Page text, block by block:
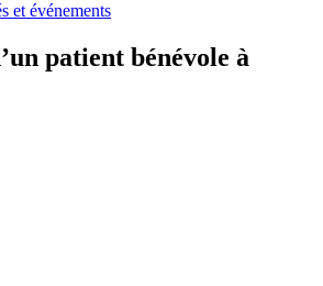
et événements
patient bénévole à